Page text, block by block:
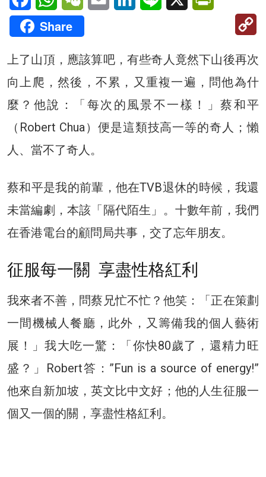
Share
上了山頂，應該算吧，有些奇人竟然下山後再次
向上爬，然後，不累，又重複一遍，問他為什
麼？他說：「每次的風景不一樣！」蔡和平
（Robert Chua）便是這類技高一等的奇人；懶
人、當不了奇人。
蔡和平是我的前輩，他在TVB退休的時候，我還
未當編劇，本該「隔代陌生」。十數年前，我們
在香港電台的顧問局共事，交了忘年朋友。
征服每一關 享盡性格紅利
我來者不善，問蔡兄忙不忙？他笑：「正在策劃
一間機械人餐廳，此外，又籌備我的個人藝術
展！」我大吃一驚：「你快80歲了，還精力旺
盛？」Robert答：”Fun is a source of energy!”
他來自新加坡，英文比中文好；他的人生征服一
個又一個的關，享盡性格紅利。